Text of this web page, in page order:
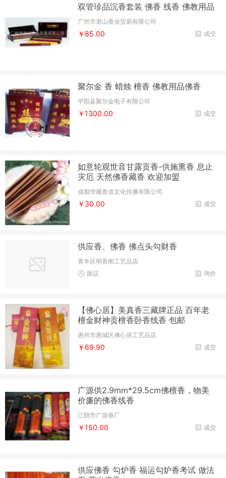
双管珍品沉香套装 佛香 线香 佛教用品
广州市老山香业贸易有限公司
成交
￥85.00
聚尔金 香 蜡烛 檀香 佛教用品佛香
平阳县聚尔金电子有限公司
成交
￥1300.00
如意轮观世音甘露贡香-供施熏香 息止
灾厄 天然佛香藏香 欢迎加盟
成都华藏香道文化传播有限公司
成交
￥30.00
供应香、佛香 佛点头勾财香
青羊区明香阁工艺品店
询价
面议
【佛心居】美真香三藏牌正品 百年老
檀金财神贡檀香卧香线香 包邮
惠州市惠城区佛心居工艺品店
成交
￥69.90
广源供2.9mm*29.5cm佛檀香，物美
价廉的佛香线香
江阴市广源香厂
成交
￥150.00
供应佛香 勾炉香 福运勾炉香考试 做法